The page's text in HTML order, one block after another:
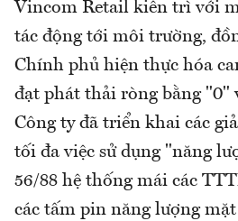
Vincom Retail kiên trì với
tác động tới môi trường,
Chính phủ hiện thực hóa
đạt phát thải ròng bằng "0"
Công ty đã triển khai các
tối đa việc sử dụng "năng
56/88 hệ thống mái các
các tấm pin năng lượng